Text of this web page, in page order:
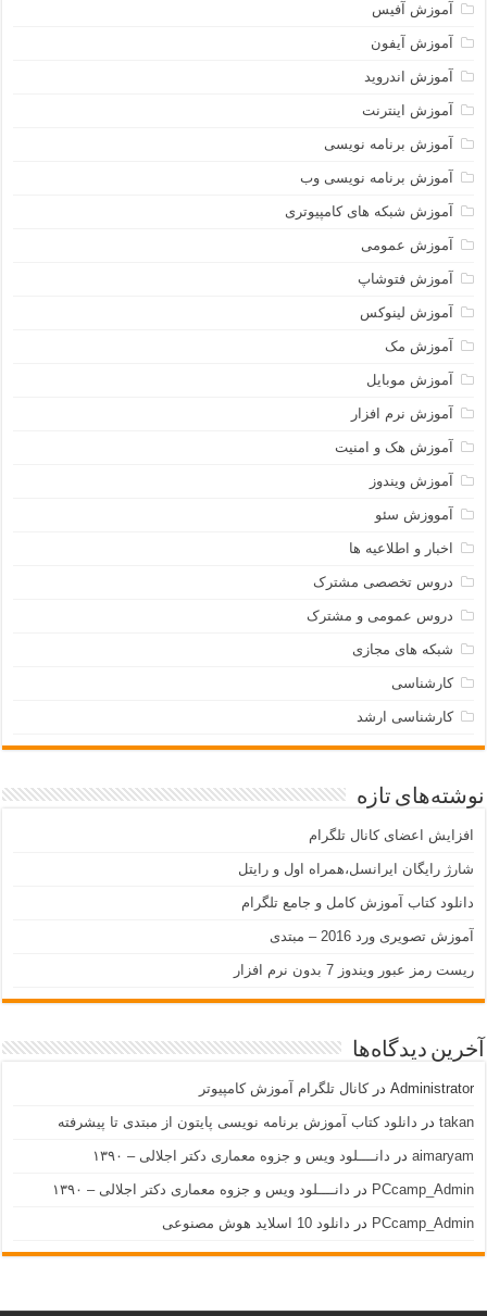
آموزش آفیس
آموزش آیفون
آموزش اندروید
آموزش اینترنت
آموزش برنامه نویسی
آموزش برنامه نویسی وب
آموزش شبکه های کامپیوتری
آموزش عمومی
آموزش فتوشاپ
آموزش لینوکس
آموزش مک
آموزش موبایل
آموزش نرم افزار
آموزش هک و امنیت
آموزش ویندوز
آمووزش سئو
اخبار و اطلاعیه ها
دروس تخصصی مشترک
دروس عمومی و مشترک
شبکه های مجازی
کارشناسی
کارشناسی ارشد
نوشته‌های تازه
افزایش اعضای کانال تلگرام
شارژ رایگان ایرانسل،همراه اول و رایتل
دانلود کتاب آموزش کامل و جامع تلگرام
آموزش تصویری ورد 2016 – مبتدی
ریست رمز عبور ویندوز 7 بدون نرم افزار
آخرین دیدگاه‌ها
Administrator درکانال تلگرام آموزش کامپیوتر
takan در دانلود کتاب آموزش برنامه نویسی پایتون از مبتدی تا پیشرفته
aimaryam در دانــــلود ویس و جزوه معماری دکتر اجلالی – ۱۳۹۰
PCcamp_Admin در دانــــلود ویس و جزوه معماری دکتر اجلالی – ۱۳۹۰
PCcamp_Admin در دانلود 10 اسلاید هوش مصنوعی